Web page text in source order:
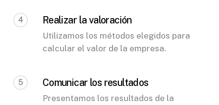
4 Realizar la valoración
Utilizamos los métodos elegidos para
calcular el valor de la empresa.
5 Comunicar los resultados
Presentamos los resultados de la